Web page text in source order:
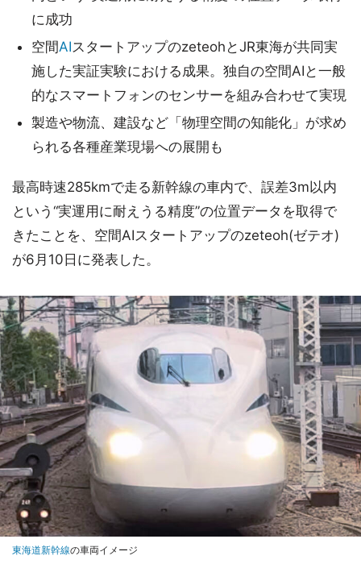
に成功
空間AIスタートアップのzeteohとJR東海が共同実
施した実証実験における成果。独自の空間AIと一般
的なスマートフォンのセンサーを組み合わせて実現
製造や物流、建設など「物理空間の知能化」が求め
られる各種産業現場への展開も
最高時速285kmで走る新幹線の車内で、誤差3m以内
という“実運用に耐えうる精度”の位置データを取得で
きたことを、空間AIスタートアップのzeteoh(ゼテオ)
が6月10日に発表した。
東海道新幹線の車両イメージ